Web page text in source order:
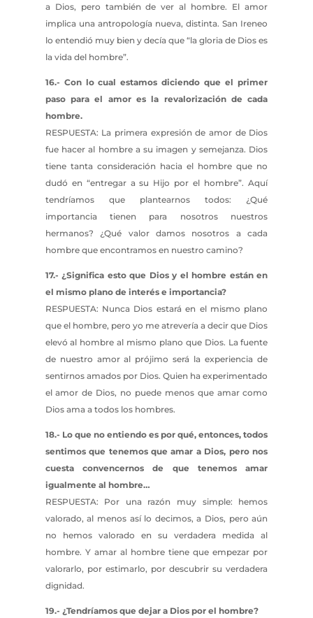
a Dios, pero también de ver al hombre. El amor
implica una antropología nueva, distinta. San Ireneo
lo entendió muy bien y decía que “la gloria de Dios es
la vida del hombre”.
16.- Con lo cual estamos diciendo que el primer
paso para el amor es la revalorización de cada
hombre.
RESPUESTA: La primera expresión de amor de Dios
fue hacer al hombre a su imagen y semejanza. Dios
tiene tanta consideración hacia el hombre que no
dudó en “entregar a su Hijo por el hombre”. Aquí
tendríamos que plantearnos todos: ¿Qué
importancia tienen para nosotros nuestros
hermanos? ¿Qué valor damos nosotros a cada
hombre que encontramos en nuestro camino?
17.- ¿Significa esto que Dios y el hombre están en
el mismo plano de interés e importancia?
RESPUESTA: Nunca Dios estará en el mismo plano
que el hombre, pero yo me atrevería a decir que Dios
elevó al hombre al mismo plano que Dios. La fuente
de nuestro amor al prójimo será la experiencia de
sentirnos amados por Dios. Quien ha experimentado
el amor de Dios, no puede menos que amar como
Dios ama a todos los hombres.
18.- Lo que no entiendo es por qué, entonces, todos
sentimos que tenemos que amar a Dios, pero nos
cuesta convencernos de que tenemos amar
igualmente al hombre…
RESPUESTA: Por una razón muy simple: hemos
valorado, al menos así lo decimos, a Dios, pero aún
no hemos valorado en su verdadera medida al
hombre. Y amar al hombre tiene que empezar por
valorarlo, por estimarlo, por descubrir su verdadera
dignidad.
19.- ¿Tendríamos que dejar a Dios por el hombre?